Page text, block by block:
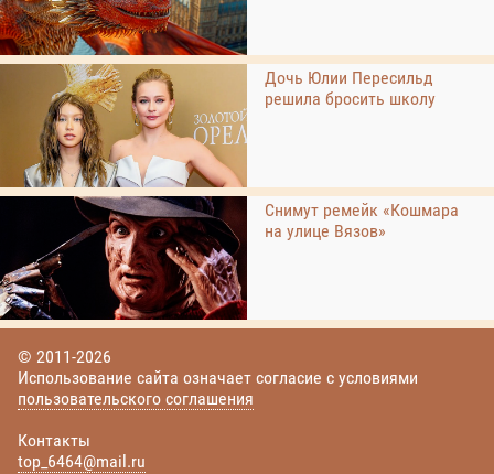
Дочь Юлии Пересильд
решила бросить школу
Снимут ремейк «Кошмара
на улице Вязов»
© 2011-2026
Использование сайта означает согласие с условиями
пользовательского соглашения
Контакты
top_6464@mail.ru